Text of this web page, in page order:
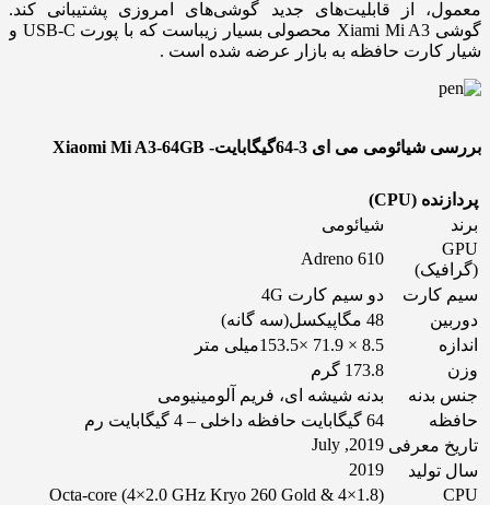
معمول، از قابلیت‌های جدید گوشی‌های امروزی پشتیبانی کند.
گوشی Xiami Mi A3 محصولی بسیار زیباست که با پورت USB-C و
شیار کارت حافظه به بازار عرضه شده است .
بررسی شیائومی می ای 3-64گیگابایت- Xiaomi Mi A3-64GB
برند
شیائومی
GPU
(گرافیک)
Adreno 610
سیم کارت
دو سیم کارت 4G
دوربین
48 مگاپیکسل(سه گانه)
اندازه
8.5 × 71.9 ×153.5میلی متر
وزن
173.8 گرم
جنس بدنه
بدنه شیشه ای، فریم آلومینیومی
حافظه
64 گیگابایت حافظه داخلی – 4 گیگابایت رم
تاریخ معرفی 2019, July
سال تولید
2019
پردازنده (CPU)
CPU
(Octa-core (4×2.0 GHz Kryo 260 Gold & 4×1.8